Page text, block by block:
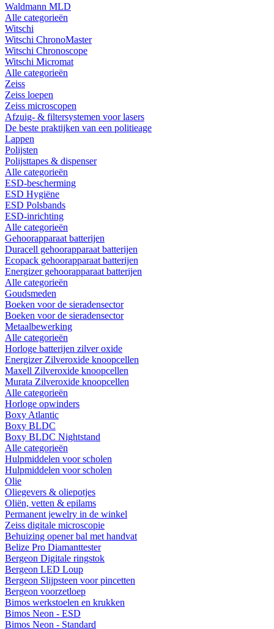
Waldmann MLD
Alle categorieën
Witschi
Witschi ChronoMaster
Witschi Chronoscope
Witschi Micromat
Alle categorieën
Zeiss
Zeiss loepen
Zeiss microscopen
Afzuig- & filtersystemen voor lasers
De beste praktijken van een politieage
Lappen
Polijsten
Polijsttapes & dispenser
Alle categorieën
ESD-bescherming
ESD Hygiëne
ESD Polsbands
ESD-inrichting
Alle categorieën
Gehoorapparaat batterijen
Duracell gehoorapparaat batterijen
Ecopack gehoorapparaat batterijen
Energizer gehoorapparaat batterijen
Alle categorieën
Goudsmeden
Boeken voor de sieradensector
Boeken voor de sieradensector
Metaalbewerking
Alle categorieën
Horloge batterijen zilver oxide
Energizer Zilveroxide knoopcellen
Maxell Zilveroxide knoopcellen
Murata Zilveroxide knoopcellen
Alle categorieën
Horloge opwinders
Boxy Atlantic
Boxy BLDC
Boxy BLDC Nightstand
Alle categorieën
Hulpmiddelen voor scholen
Hulpmiddelen voor scholen
Olie
Oliegevers & oliepotjes
Oliën, vetten & epilams
Permanent jewelry in de winkel
Zeiss digitale microscopie
Behuizing opener bal met handvat
Belize Pro Diamanttester
Bergeon Digitale ringstok
Bergeon LED Loup
Bergeon Slijpsteen voor pincetten
Bergeon voorzetloep
Bimos werkstoelen en krukken
Bimos Neon - ESD
Bimos Neon - Standard